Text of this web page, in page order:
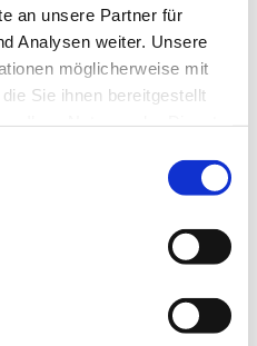
an unsere Partner für
Analysen weiter. Unsere
möglicherweise mit
Sie ihnen bereitgestellt